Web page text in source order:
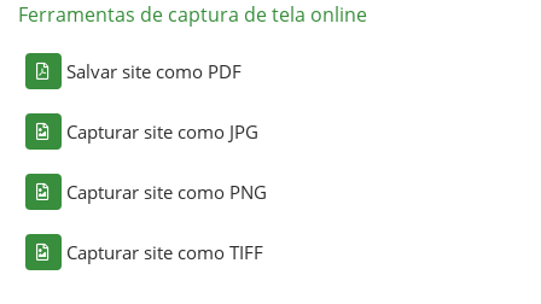
Ferramentas de captura de tela online
Salvar site como PDF
Capturar site como JPG
Capturar site como PNG
Capturar site como TIFF